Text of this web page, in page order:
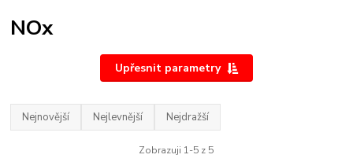
NOx
Upřesnit parametry
Nejnovější Nejlevnější Nejdražší
Zobrazuji 1-5 z 5